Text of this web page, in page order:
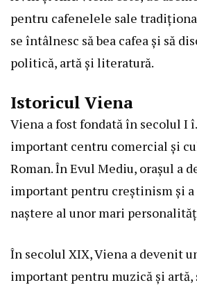
pentru cafenelele sale
se întâlnesc să bea cafea și să
politică, artă și literatură.
Istoricul Viena
Viena a fost fondată în secolul I
important centru comercial și
Roman. În Evul Mediu, orașul a
important pentru creștinism și a
naștere al unor mari
În secolul XIX, Viena a devenit
important pentru muzică și artă,